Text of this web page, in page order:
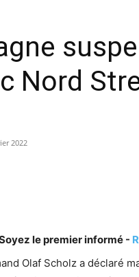
Nord
2022
le premier informé -
Olaf Scholz a déclaré